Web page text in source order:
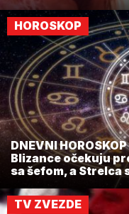
HOROSKOP
DNEVNI
Blizance očekuju
sa šefom, a
TV ZVEZDE